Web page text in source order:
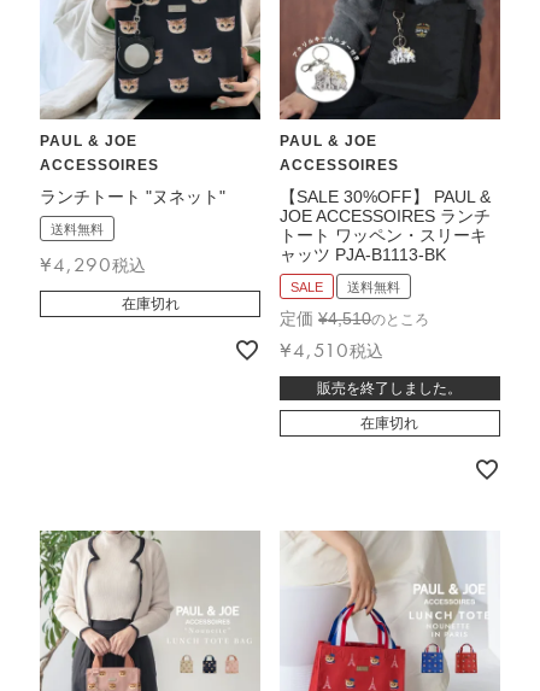
PAUL & JOE
ACCESSOIRES
ランチトート "ヌネット"
送料無料
¥4,290税込
在庫切れ
PAUL & JOE
ACCESSOIRES
【SALE 30%OFF】 PAUL &
JOE ACCESSOIRES ランチ
トート ワッペン・スリーキ
ャッツ PJA-B1113-BK
SALE 送料無料
定価 ¥4,510のところ
¥4,510税込
販売を終了しました。
在庫切れ